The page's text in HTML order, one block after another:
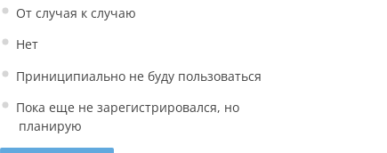
От случая к случаю
Нет
Приниципиально не буду пользоваться
Пока еще не зарегистрировался, но
планирую